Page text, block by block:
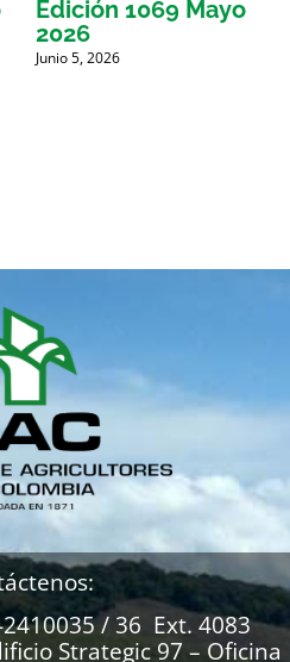
Edición 1069 Mayo
2026
Junio 5, 2026
/ 36 Ext. 4083
Strategic 97 – Oficina